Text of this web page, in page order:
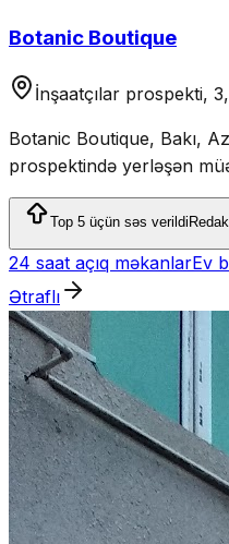
Botanic Boutique
İnşaatçılar prospekti,
Botanic Boutique, Bakı,
prospektində yerləşən
Top 5 üçün səs verildi
24 saat açıq məkanlarEv
Ətraflı